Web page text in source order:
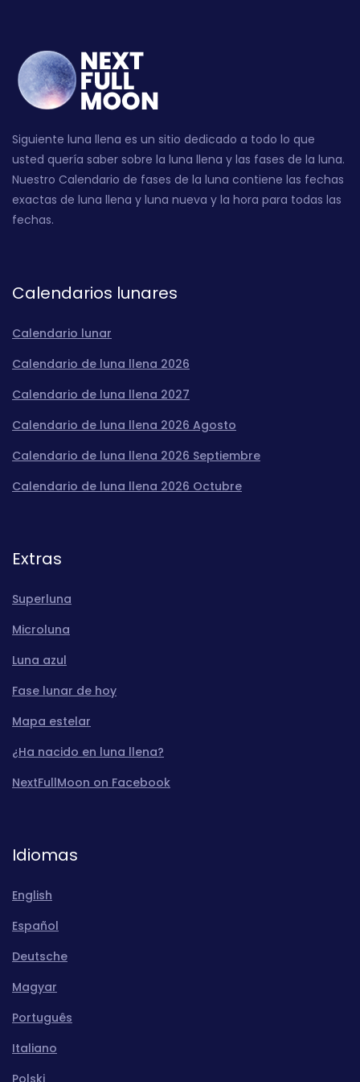
Siguiente luna llena es un sitio dedicado a todo lo que
usted quería saber sobre la luna llena y las fases de la luna.
Nuestro Calendario de fases de la luna contiene las fechas
exactas de luna llena y luna nueva y la hora para todas las
fechas.
Calendarios lunares
Calendario lunar
Calendario de luna llena 2026
Calendario de luna llena 2027
Calendario de luna llena 2026 Agosto
Calendario de luna llena 2026 Septiembre
Calendario de luna llena 2026 Octubre
Extras
Superluna
Microluna
Luna azul
Fase lunar de hoy
Mapa estelar
¿Ha nacido en luna llena?
NextFullMoon on Facebook
Idiomas
English
Español
Deutsche
Magyar
Português
Italiano
Polski